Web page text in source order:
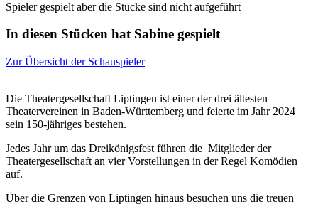
Spieler gespielt aber die Stücke sind nicht aufgeführt
In diesen Stücken hat Sabine gespielt
Zur Übersicht der Schauspieler
Die Theatergesellschaft Liptingen ist einer der drei ältesten
Theatervereinen in Baden-Württemberg und feierte im Jahr 2024
sein 150-jähriges bestehen.
Jedes Jahr um das Dreikönigsfest führen die Mitglieder der
Theatergesellschaft an vier Vorstellungen in der Regel Komödien
auf.
Über die Grenzen von Liptingen hinaus besuchen uns die treuen